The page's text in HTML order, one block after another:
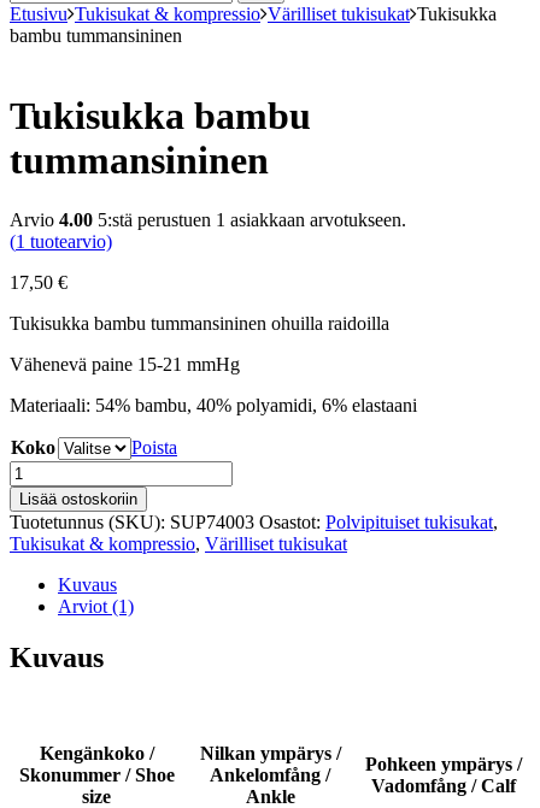
Etusivu Tukisukat & kompressio Värilliset tukisukat Tukisukka
bambu tummansininen
Tukisukka bambu
tummansininen
Arvio 4.00 5:stä perustuen 1 asiakkaan arvotukseen.
(1 tuotearvio)
17,50 €
Tukisukka bambu tummansininen ohuilla raidoilla
Vähenevä paine 15-21 mmHg
Materiaali: 54% bambu, 40% polyamidi, 6% elastaani
Koko
Poista
Tukisukka
bambu
tummansininen
määrä
Lisää ostoskoriin
Tuotetunnus (SKU): SUP74003 Osastot: Polvipituiset tukisukat,
Tukisukat & kompressio, Värilliset tukisukat
Kuvaus
Arviot (1)
Kuvaus
Kengänkoko /
Skonummer / Shoe
size
Nilkan ympärys /
Ankelomfång /
Ankle
Pohkeen ympärys /
Vadomfång / Calf